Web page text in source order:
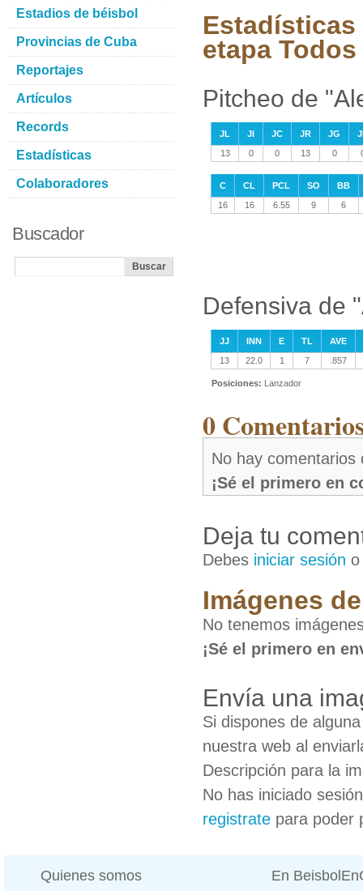
etapa
Pitcheo de
JL JI JC JR JG
13
0 0 13 0
C CL PCL SO
BB
16
16 6.55 9 6
Defensiva de
JJ INN E TL
AVE
13
22.0 1 7 .857
Posiciones: Lanzador
0
No hay comentarios
¡Sé el primero en
Deja tu
Debes iniciar sesión
Imágenes
No tenemos
¡Sé el primero en
Envía una
Si dispones de
nuestra web al
Descripción para la
No has iniciado
registrate para poder
Estadios de béisbol
Provincias de Cuba
Reportajes
Artículos
Records
Estadísticas
Colaboradores
Buscador
Quienes somos En